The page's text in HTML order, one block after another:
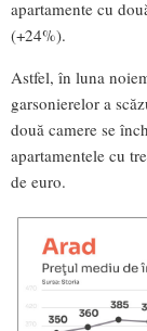
apartamente cu
(+24%).
Astfel, în luna
garsonierelor a
două camere se
apartamentele cu
de euro.